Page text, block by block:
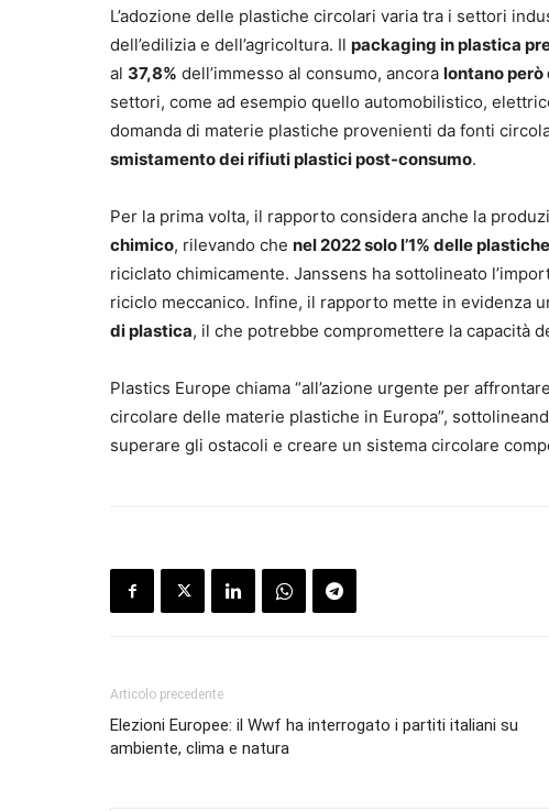
L’adozione delle plastiche circolari varia tra i settori
dell’edilizia e dell’agricoltura. Il packaging in plastica
al 37,8% dell’immesso al consumo, ancora lontano però
settori, come ad esempio quello automobilistico,
domanda di materie plastiche provenienti da fonti
smistamento dei rifiuti plastici post-consumo.
Per la prima volta, il rapporto considera anche la
chimico, rilevando che nel 2022 solo l’1% delle
riciclato chimicamente. Janssens ha sottolineato
riciclo meccanico. Infine, il rapporto mette in evidenza
di plastica, il che potrebbe compromettere la capacità
Plastics Europe chiama “all’azione urgente per
circolare delle materie plastiche in Europa”,
superare gli ostacoli e creare un sistema circolare
Articolo precedente
Elezioni Europee: il Wwf ha interrogato i partiti italiani su
ambiente, clima e natura